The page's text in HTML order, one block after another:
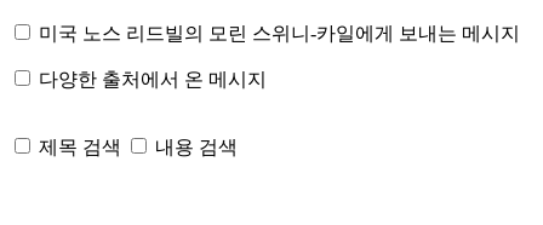
미국 노스 리드빌의 모린 스위니-카일에게 보내는 메시지
다양한 출처에서 온 메시지
제목 검색 내용 검색